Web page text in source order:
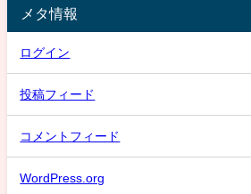
メタ情報
ログイン
投稿フィード
コメントフィード
WordPress.org